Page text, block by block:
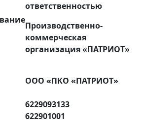
ответственностью
Производственно-
коммерческая
организация «ПАТРИОТ»
ООО «ПКО «ПАТРИОТ»
6229093133
622901001